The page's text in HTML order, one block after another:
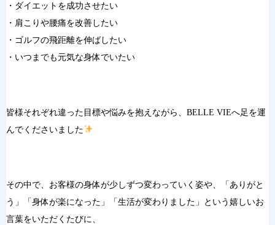
・ダイエットを成功させたい
・肩こりや腰痛を改善したい
・ゴルフの飛距離を伸ばしたい
・いつまでも元気な身体でいたい
皆様それぞれ違った目標や悩みを抱えながら、BELLE VIEへ足を運
んでくださいました
その中で、お客様の身体が少しずつ変わっていく姿や、「ありがと
う」「身体が楽になった」「生活が変わりました」という嬉しいお
言葉をいただくたびに、